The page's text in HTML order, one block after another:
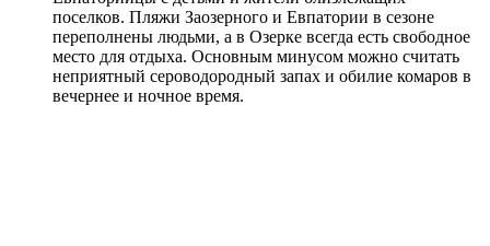
поселков. Пляжи Заозерного и Евпатории в сезоне
переполнены людьми, а в Озерке всегда есть свободное
место для отдыха. Основным минусом можно считать
неприятный сероводородный запах и обилие комаров в
вечернее и ночное время.